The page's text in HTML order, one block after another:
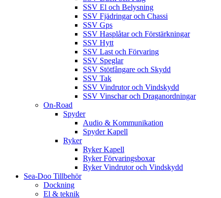
SSV El och Belysning
SSV Fjädringar och Chassi
SSV Gps
SSV Hasplåtar och Förstärkningar
SSV Hytt
SSV Last och Förvaring
SSV Speglar
SSV Stötfångare och Skydd
SSV Tak
SSV Vindrutor och Vindskydd
SSV Vinschar och Draganordningar
On-Road
Spyder
Audio & Kommunikation
Spyder Kapell
Ryker
Ryker Kapell
Ryker Förvaringsboxar
Ryker Vindrutor och Vindskydd
Sea-Doo Tillbehör
Dockning
El & teknik